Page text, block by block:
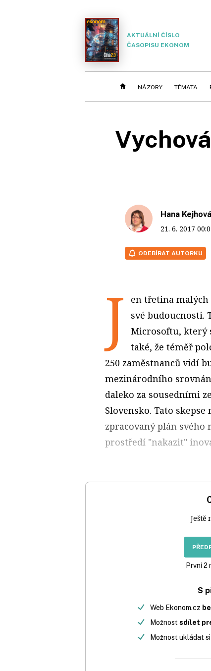
AKTUÁLNÍ ČÍSLO
ČASOPISU EKONOM
NÁZORY TÉMATA
Hana Kejhová
21. 6. 2017
ODEBÍRAT AUTORKU
J
en třetina malých
své budoucnosti.
Microsoftu, který
také, že téměř
250 zaměstnanců vidí
mezinárodního
daleko za sousedními
Slovensko. Tato
zpracovaný plán svého
prostředí "nakazit"
Ještě
První 2
S
Web Ekonom.cz
Možnost sdílet
Možnost ukládat